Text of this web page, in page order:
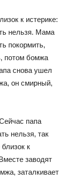
к истерике:
нельзя. Мама
покормить,
потом бомжа
снова ушел
он смирный,
папа
нельзя, так
к
заводят
заталкивает